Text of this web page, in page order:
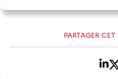
PARTAGER